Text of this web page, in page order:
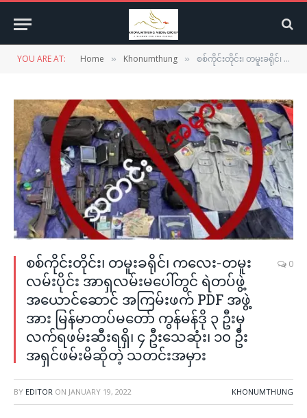
YOU ARE AT: Home » Khonumthung » စစ်ကိုင်းတိုင်း၊ တမူးခရိုင်၊ ကလေး-တမူးလမ်းပိုင်း အာရှလမ်းမပေါ်တွင် ရဲတပ်ဖွဲ့အယောင်ဆောင် အကြမ်းဖက် PDF အဖွဲ့အား မြန်မာတပ်မတော် ကွန်မန်ဒို ၃ ဦးမှ လက်ရဖမ်းဆီးရရှိ၊ ၄ ဦးသေဆုံး၊ ၁၀ ဦးအရှင်ဖမ်းမိဆိုတဲ့ သတင်းအမှား
စစ်ကိုင်းတိုင်း၊ တမူးခရိုင်၊ ကလေး-တမူး
လမ်းပိုင်း အာရှလမ်းမပေါ်တွင် ရဲတပ်ဖွဲ့
အယောင်ဆောင် အကြမ်းဖက် PDF အဖွဲ့
အား မြန်မာတပ်မတော် ကွန်မန်ဒို ၃ ဦးမှ
လက်ရဖမ်းဆီးရရှိ၊ ၄ ဦးသေဆုံး၊ ၁၀ ဦး
အရှင်ဖမ်းမိဆိုတဲ့ သတင်းအမှား
0
BY EDITOR ON JANUARY 19, 2022 KHONUMTHUNG